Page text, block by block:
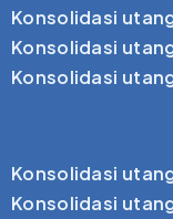
Konsolidasi
Konsolidasi
Konsolidasi
Konsolidasi
Konsolidasi